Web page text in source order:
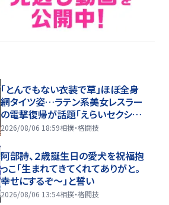
「とんでもない衣装で草」ほぼ全身
網タイツ姿…ラテン系美女レスラー
の電撃復帰が話題「えらいセクシ
ー」
2026/08/06 18:59相撲・格闘技
阿部詩、２歳誕生日の愛犬を祝福抱
っこ「生まれてきてくれてありがと。
幸せにするぞ～」と誓い
2026/08/06 13:54相撲・格闘技